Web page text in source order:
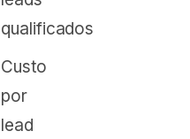
qualificados
Custo
por
lead